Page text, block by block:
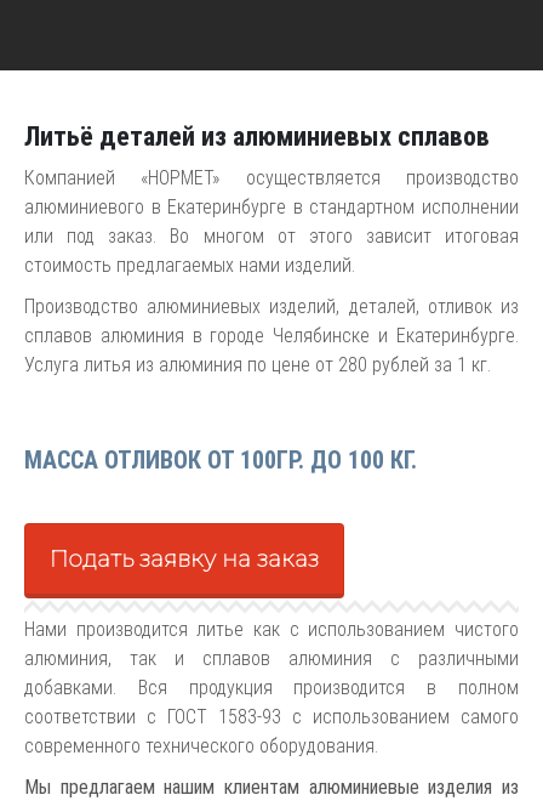
Литьё деталей из алюминиевых сплавов
Компанией «НОРМЕТ» осуществляется производство
алюминиевого в Екатеринбурге в стандартном исполнении
или под заказ. Во многом от этого зависит итоговая
стоимость предлагаемых нами изделий.
Производство алюминиевых изделий, деталей, отливок из
сплавов алюминия в городе Челябинске и Екатеринбурге.
Услуга литья из алюминия по цене от 280 рублей за 1 кг.
МАССА ОТЛИВОК ОТ 100ГР. ДО 100 КГ.
Подать заявку на заказ
Нами производится литье как с использованием чистого
алюминия, так и сплавов алюминия с различными
добавками. Вся продукция производится в полном
соответствии с ГОСТ 1583-93 с использованием самого
современного технического оборудования.
Мы предлагаем нашим клиентам алюминиевые изделия из